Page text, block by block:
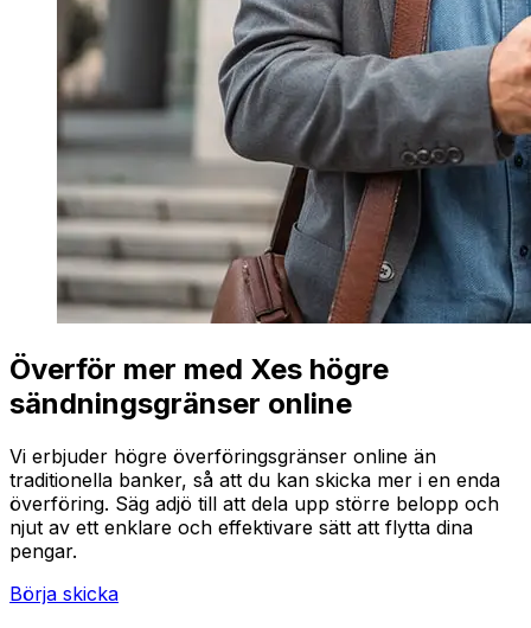
Överför mer med Xes högre
sändningsgränser online
Vi erbjuder högre överföringsgränser online än
traditionella banker, så att du kan skicka mer i en enda
överföring. Säg adjö till att dela upp större belopp och
njut av ett enklare och effektivare sätt att flytta dina
pengar.
Börja skicka